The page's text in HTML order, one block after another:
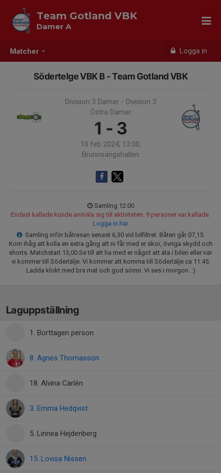
Matcher Logga in
Team Gotland VBK
Damer A
Södertelge VBK B - Team Gotland VBK
Division 3 Damer - Division 3
Östra Damer
1 - 3
10 feb 2024, 13:00,
Brunnsängshallen
Samling 12:00
Endast kallade kunde anmäla sig till aktiviteten. 9 personer var kallade.
Logga in här
Samling inför båtresan senast 6,30 vid bilfiltret. Båten går 07,15.
Kom ihåg att kolla en extra gång att ni får med er skor, övriga skydd och
shorts. Matchstart 13,00.Se till att ha med er något att äta i bilen eller när
vi kommer till Södertälje. Vi kommer att komma till Södertälje ca 11:45.
Ladda klokt med bra mat och god sömn. Vi ses i morgon. :)
Laguppställning
1. Borttagen person
8. Agnes Thomasson
18. Alvina Carlén
3. Emma Hedqvist
5. Linnea Hejdenberg
15. Lovisa Nissen